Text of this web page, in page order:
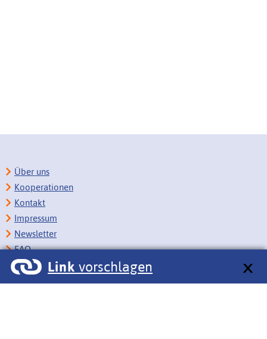
Link vorschlagen
Über uns
Kooperationen
Kontakt
Impressum
Newsletter
FAQ
Copyright